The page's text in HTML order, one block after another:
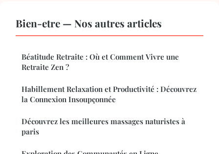
Bien-etre — Nos autres articles
Béatitude Retraite : Où et Comment Vivre une
Retraite Zen ?
Habillement Relaxation et Productivité : Découvrez
la Connexion Insoupçonnée
Découvrez les meilleures massages naturistes à
paris